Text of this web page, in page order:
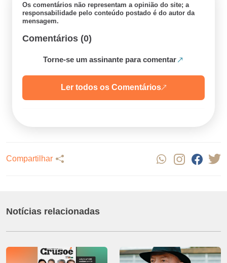
Os comentários não representam a opinião do site; a
responsabilidade pelo conteúdo postado é do autor da
mensagem.
Comentários (0)
Torne-se um assinante para comentar
Ler todos os Comentários
Compartilhar
Notícias relacionadas